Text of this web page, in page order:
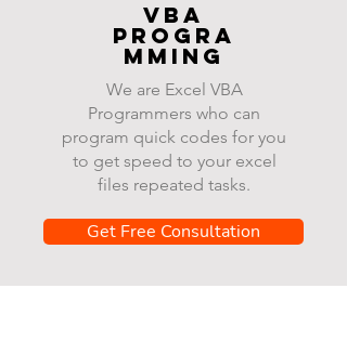
VBA
progra
mming
We are Excel VBA
Programmers who can
program quick codes for you
to get speed to your excel
files repeated tasks.
Get Free Consultation